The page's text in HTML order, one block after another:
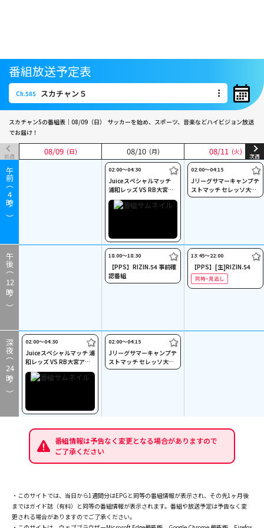
番組放送予定表
Ch.585 スカチャン５
Ch.585 スカチャン５
スカチャン5の番組表｜08/09（日）
サッカーを始め、スポーツ、音楽などハイビジョン放送
でお届け！
08/09 (日) 08/10 (月) 08/11 (火)
前週 次週
午前（
4
時～）
午後（
12
時～）
深夜（
24
時～）
08/09 (日) 08/10 (月) 08/11 (火)
02:00〜04:30
Juiceスペシャルマッチ
浦和レッズ VS RB大宮ア
ルディージャ
02:00〜04:15
Jリーグサマーキャンプテ
ストマッチ セレッソ大阪
vs 栃木シティ
18:00〜18:30
【PPS】RIZIN.54 事前確
認番組
13:45〜22:00
【PPS】[生]RIZIN.54
02:00〜04:30
Juiceスペシャルマッチ 浦
和レッズ VS RB大宮アル
ディージャ
02:00〜04:15
Jリーグサマーキャンプテ
ストマッチ セレッソ大阪
vs 栃木シティ
番組情報は予告なく変更となる場合がありますので
ご了承ください
・このサイトでは、当日から1週間分はEPGと同等の番組情報が表示され、その先1ヶ月後
まではガイド誌（有料）と同等の番組情報が表示されます。番組や放送予定は予告なく変
更される場合がありますのでご了承ください。